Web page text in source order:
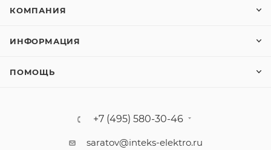
КОМПАНИЯ
ИНФОРМАЦИЯ
ПОМОЩЬ
+7 (495) 580-30-46
saratov@inteks-elektro.ru